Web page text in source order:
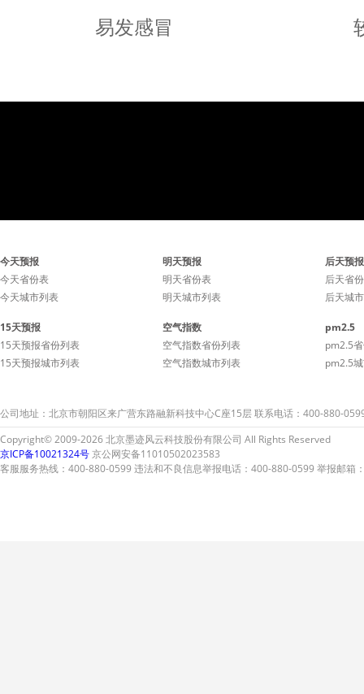
易发感冒
感冒容易发生，少去人群密
集的场所有利于降低感冒的
几率。
感冒较
环境和
利于降
较弱的
今天预报
今天省份表
今天城市列表
明天预报
明天省份表
明天城市列表
后天预报
后天省
后天城
15天预报
15天预报省份列表
15天预报城市列表
空气指数
空气指数省份列表
空气指数城市列表
pm2.5
pm2.5
pm2.5
公司地址：北京市朝阳区来广营东路融新科技中心C座15层 联系电话：400-880-
Copyright© 2009-2026 北京墨迹风云科技股份有限公司 All Rights Reserved
京ICP备10021324号京公网安备11010502023583
客服服务热线：400-880-0599 违法和不良信息举报电话：400-880-0599 举报邮箱